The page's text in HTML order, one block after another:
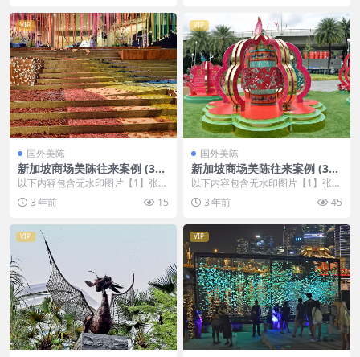
VIP
国外美陈
新加坡商场美陈往来案例 (305
9)周口市美陈
以下内容包含无水印图片【1】张
，开通会员无障碍浏览 开通VIP会
员 3 年前 15
VIP
国外美陈
新加坡商场美陈往来案例 (395
7)呼和浩特市美程制作
以下内容包含无水印图片【1】张
，开通会员无障碍浏览 开通VIP会
员 3 年前 45
VIP VIP